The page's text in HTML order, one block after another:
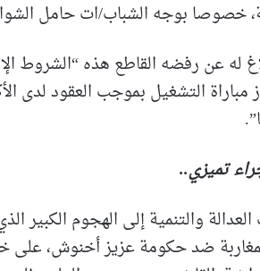
خصوصا بوجه الشباب/ات حامل
له عن رفضه القاطع هذه “الشروط
التشغيل بموجب العقود لدى
تميزي..
والتنمية إلى الهجوم الكبير
ضد حكومة عزيز أخنوش، على